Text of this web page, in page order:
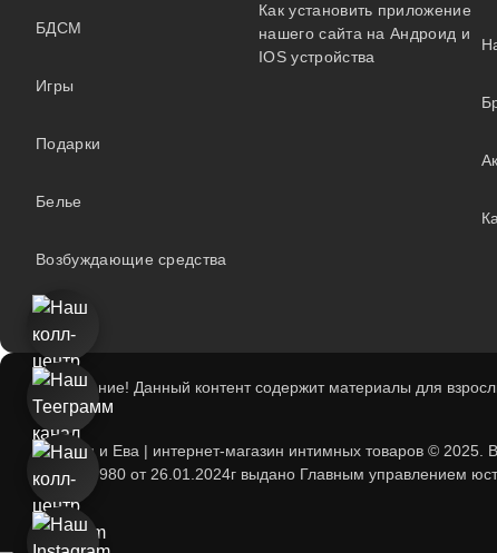
БДСМ
Игры
Подарки
Белье
Возбуждающие средства
Как установить приложение
нашего сайта на Андроид и
IOS устройства
Внимание! Данный контент содержит материалы для
Адам и Ева | интернет-магазин интимных товаров © 2025.
193739980 от 26.01.2024г выдано Главным управлением